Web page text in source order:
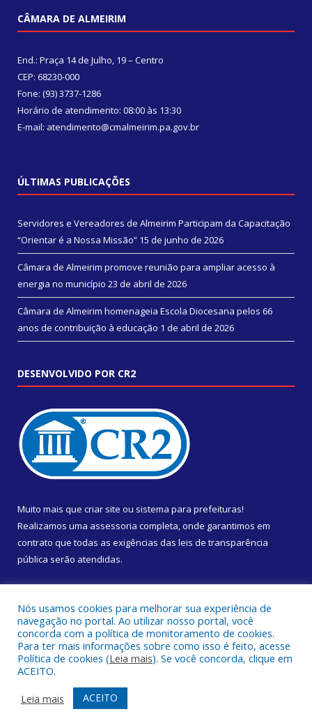
CÂMARA DE ALMEIRIM
End.: Praça 14 de Julho, 19 – Centro
CEP: 68230-000
Fone: (93) 3737-1286
Horário de atendimento: 08:00 às 13:30
E-mail: atendimento@cmalmeirim.pa.gov.br
ÚLTIMAS PUBLICAÇÕES
Servidores e Vereadores de Almeirim Participam da Capacitação
“Orientar é a Nossa Missão” 15 de junho de 2026
Câmara de Almeirim promove reunião para ampliar acesso à
energia no município 23 de abril de 2026
Câmara de Almeirim homenageia Escola Diocesana pelos 66
anos de contribuição à educação 1 de abril de 2026
DESENVOLVIDO POR CR2
Muito mais que criar site ou sistema para prefeituras!
Realizamos uma assessoria completa, onde garantimos em
contrato que todas as exigências das leis de transparência
pública serão atendidas.
Todos os direitos reservados a Câmara Municipal de Almeirim.
Mapa do Site
Acessar Área Administrativa
Acessar Webmail
Nós usamos cookies para melhorar sua experiência de
navegação no portal. Ao utilizar nosso portal, você
concorda com a política de monitoramento de cookies.
Para ter mais informações sobre como isso é feito, acesse
Política de cookies (Leia mais). Se você concorda, clique em
ACEITO.
Leia mais
ACEITO